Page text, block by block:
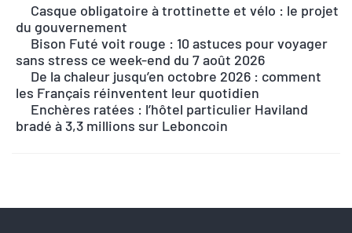
e
r
a
Casque obligatoire à trottinette et vélo : le projet
du gouvernement
Bison Futé voit rouge : 10 astuces pour voyager
sans stress ce week-end du 7 août 2026
De la chaleur jusqu’en octobre 2026 : comment
les Français réinventent leur quotidien
Enchères ratées : l’hôtel particulier Haviland
bradé à 3,3 millions sur Leboncoin